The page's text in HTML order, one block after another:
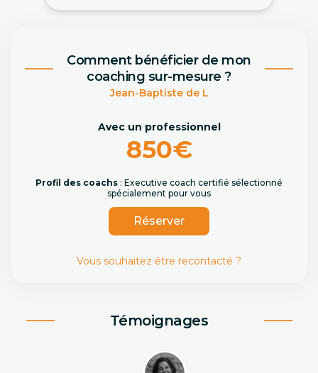
Comment bénéficier de mon
coaching sur-mesure ?
Jean-Baptiste de L
Avec un professionnel
850€
Profil des coachs : Executive coach certifié sélectionné
spécialement pour vous
Réserver
Vous souhaitez être recontacté ?
Témoignages